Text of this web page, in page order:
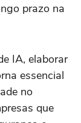
prazo na
IA, elaborar
essencial
no
que